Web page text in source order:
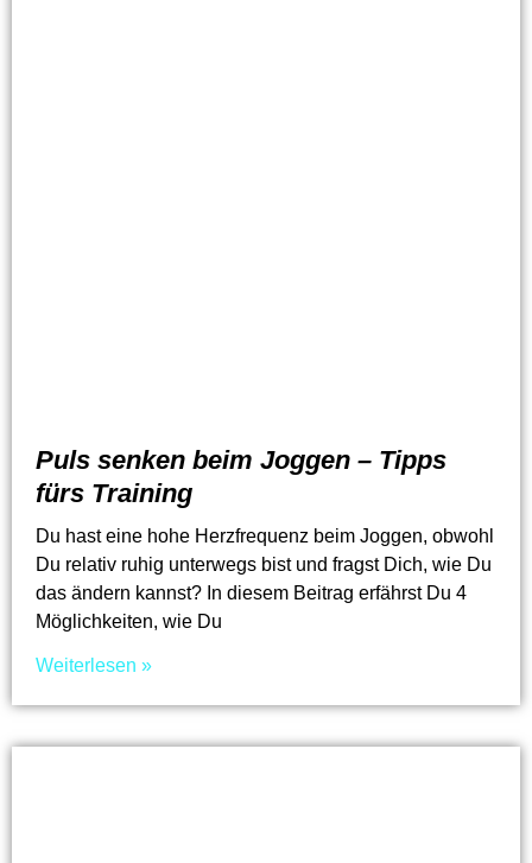
Puls senken beim Joggen – Tipps
fürs Training
Du hast eine hohe Herzfrequenz beim Joggen, obwohl
Du relativ ruhig unterwegs bist und fragst Dich, wie Du
das ändern kannst? In diesem Beitrag erfährst Du 4
Möglichkeiten, wie Du
Weiterlesen »